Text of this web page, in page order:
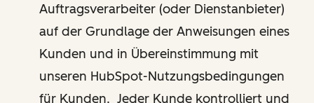
Auftragsverarbeiter (oder Dienstanbieter)
auf der Grundlage der Anweisungen eines
Kunden und in Übereinstimmung mit
unseren HubSpot-Nutzungsbedingungen
für Kunden. Jeder Kunde kontrolliert und